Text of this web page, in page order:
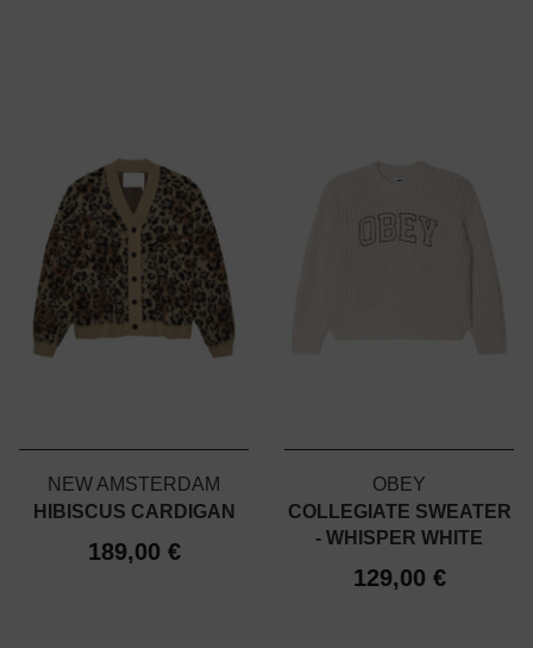
NEW AMSTERDAM
HIBISCUS CARDIGAN
189,00 €
OBEY
COLLEGIATE SWEATER
- WHISPER WHITE
129,00 €